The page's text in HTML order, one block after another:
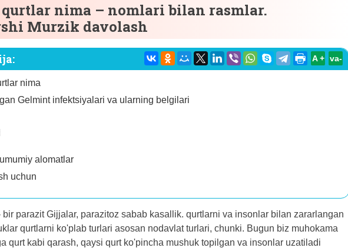
nima – nomlari bilan rasmlar.
Murzik davolash
nima
Gelmint infektsiyalari va ularning belgilari
alomatlar
uchun
A + va-
bir parazit Gijjalar, parazitoz sabab kasallik. qurtlarni va insonlar bilan zararlangan
qurtlarni ko'plab turlari asosan nodavlat turlari, chunki. Bugun biz muhokama
qurt kabi qarash, qaysi qurt ko'pincha mushuk topilgan va insonlar uzatiladi